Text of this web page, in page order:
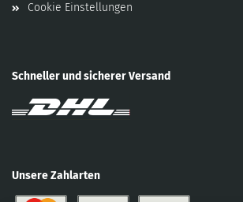
Cookie Einstellungen
Schneller und sicherer Versand
Unsere Zahlarten